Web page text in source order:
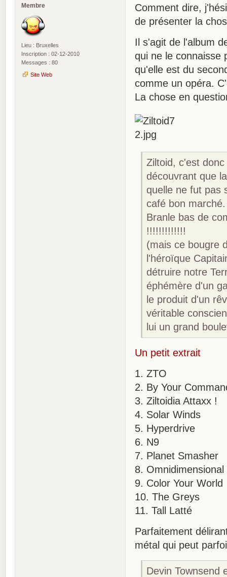
Membre
Lieu : Bruxelles
Inscription : 02-12-2010
Messages : 80
Site Web
Comment dire,
de présenter la
Il s'agit de l'album
qui ne le connaisse
qu'elle est du
comme un opéra.
La chose en
Ziltoid, c'est
découvrant que
quelle ne fut pas
café bon marché.
Branle bas de
!!!!!!!!!!!!!
(mais ce bougre
l'héroïque
détruire notre
éphémère d'un
le produit d'un
véritable
lui un grand
Un petit extrait
1. ZTO
2. By Your
3. Ziltoidia Attaxx !
4. Solar Winds
5. Hyperdrive
6. N9
7. Planet Smasher
8.
9. Color Your World
10. The Greys
11. Tall Latté
Parfaitement
métal qui peut
Devin Townsend